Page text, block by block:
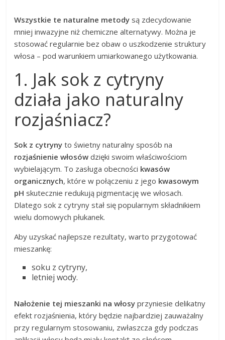
Wszystkie te naturalne metody są zdecydowanie
mniej inwazyjne niż chemiczne alternatywy. Można je
stosować regularnie bez obaw o uszkodzenie struktury
włosa – pod warunkiem umiarkowanego użytkowania.
1. Jak sok z cytryny
działa jako naturalny
rozjaśniacz?
Sok z cytryny to świetny naturalny sposób na
rozjaśnienie włosów dzięki swoim właściwościom
wybielającym. To zasługa obecności kwasów
organicznych, które w połączeniu z jego kwasowym
pH skutecznie redukują pigmentację we włosach.
Dlatego sok z cytryny stał się popularnym składnikiem
wielu domowych płukanek.
Aby uzyskać najlepsze rezultaty, warto przygotować
mieszankę:
soku z cytryny,
letniej wody.
Nałożenie tej mieszanki na włosy przyniesie delikatny
efekt rozjaśnienia, który będzie najbardziej zauważalny
przy regularnym stosowaniu, zwłaszcza gdy podczas